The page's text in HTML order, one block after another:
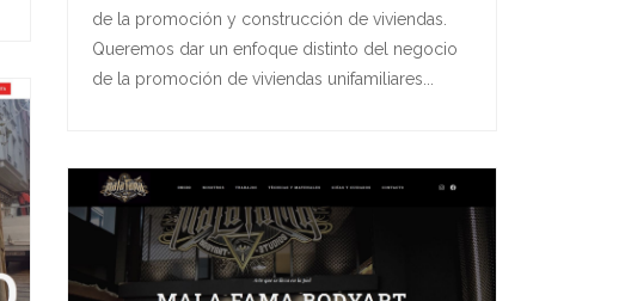
de la promoción y construcción de viviendas.
Queremos dar un enfoque distinto del negocio
de la promoción de viviendas unifamiliares...